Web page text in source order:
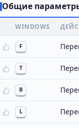
Общие
WINDOWS
F
T
B
L